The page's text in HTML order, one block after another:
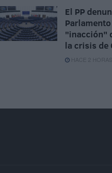
El PP
"inacción"
la crisis de
HACE 2 HORAS